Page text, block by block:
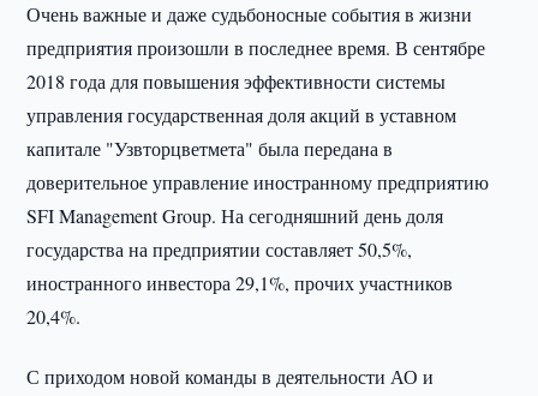
Очень важные и даже судьбоносные события в жизни
предприятия произошли в последнее время. В сентябре
2018 года для повышения эффективности системы
управления государственная доля акций в уставном
капитале "Узвторцветмета" была передана в
доверительное управление иностранному предприятию
SFI Management Group. На сегодняшний день доля
государства на предприятии составляет 50,5%,
иностранного инвестора 29,1%, прочих участников
20,4%.
С приходом новой команды в деятельности АО и